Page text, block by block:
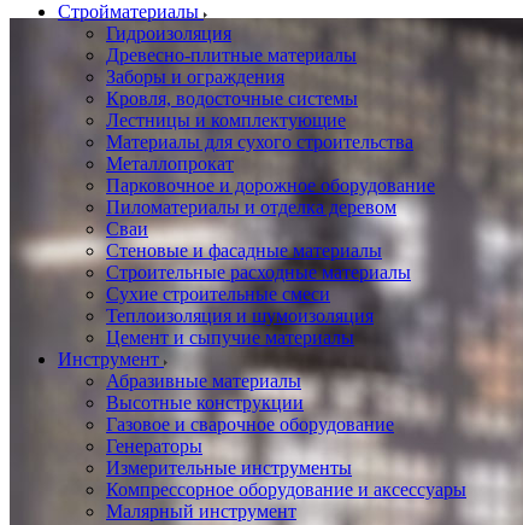
Стройматериалы
Гидроизоляция
Древесно-плитные материалы
Заборы и ограждения
Кровля, водосточные системы
Лестницы и комплектующие
Материалы для сухого строительства
Металлопрокат
Парковочное и дорожное оборудование
Пиломатериалы и отделка деревом
Сваи
Стеновые и фасадные материалы
Строительные расходные материалы
Сухие строительные смеси
Теплоизоляция и шумоизоляция
Цемент и сыпучие материалы
Инструмент
Абразивные материалы
Высотные конструкции
Газовое и сварочное оборудование
Генераторы
Измерительные инструменты
Компрессорное оборудование и аксессуары
Малярный инструмент